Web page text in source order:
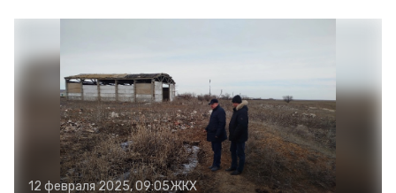
12 февраля 2025, 09:05ЖКХ